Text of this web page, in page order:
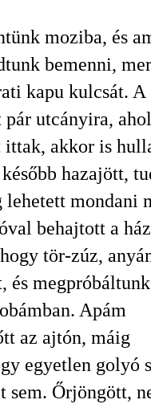
moziba, és
bemenni,
kapu kulcsát. A
utcányira, ahol
ittak, akkor is
hazajött,
lehetett mondani
behajtott a
tör-zúz,
és megpróbáltunk
Apám
az ajtón, máig
egyetlen golyó
sem. Őrjöngött,